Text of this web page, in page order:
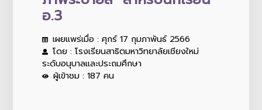
อ.3
เผยแพร่เมื่อ : ศุกร์ 17 กุมภาพันธ์ 2566
โดย : โรงเรียนสาธิตมหาวิทยาลัยเชียงใหม่
ระดับอนุบาลและประถมศึกษา
ผู้เข้าชม : 187 คน